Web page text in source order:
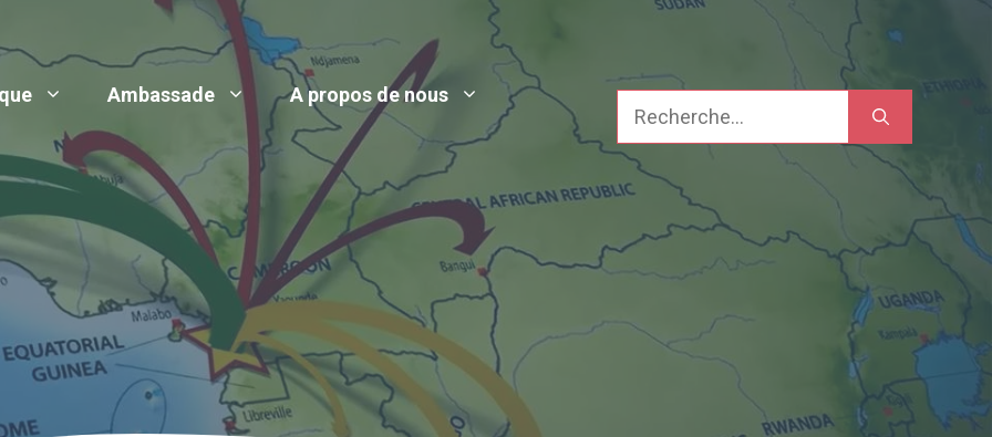
Ambassade
A propos de nous
Recherche